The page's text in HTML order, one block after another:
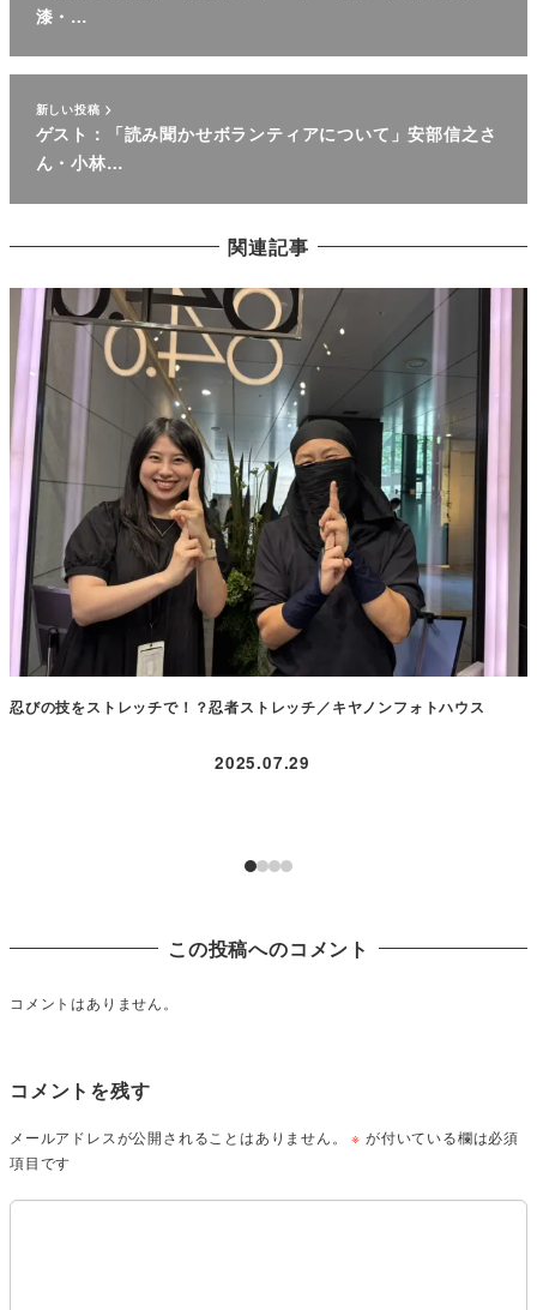
漆・…
新しい投稿
ゲスト：「読み聞かせボランティアについて」安部信之さ
ん・小林…
関連記事
忍びの技をストレッチで！？忍者ストレッチ／キヤノンフォトハウス
2025.07.29
この投稿へのコメント
コメントはありません。
コメントを残す
メールアドレスが公開されることはありません。 ※ が付いている欄は必須
項目です